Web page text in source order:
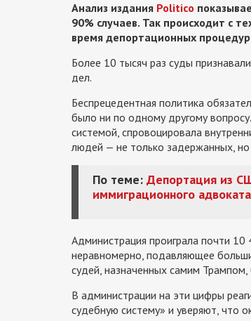
Анализ издания Politico
90% случаев. Так происходит с
время депортационных
Более 10 тысяч раз суды
дел.
Беспрецедентная политика
было ни по одному другому
системой, спровоцировала
людей — не только задержанных,
По теме: Депортация из
иммиграционного адвоката
Администрация проиграла почти 10
неравномерно, подавляющее
судей, назначенных самим
В администрации на эти цифры
судебную систему» и уверяют, что